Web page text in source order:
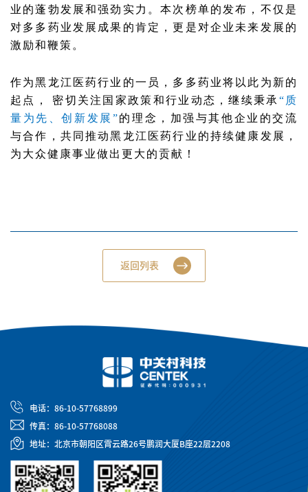
业的蓬勃发展和强劲实力。本次榜单的发布，不仅是
对多多药业发展成果的肯定，更是对企业未来发展的
激励和鞭策。
作为黑龙江医药行业的一员，多多药业将以此为新的
起点， 密切关注国家政策和行业动态，继续秉承 “质
量为先、创新发展”的理念，加强与其他企业的交流
与合作，共同推动黑龙江医药行业的持续健康发展，
为大众健康事业做出更大的贡献！
返回列表
电话：86-10-57768899
传真：86-10-57768088
地址：北京市朝阳区霄云路26号鹏润大厦B座22层2208